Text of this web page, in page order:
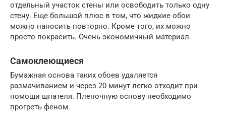
отдельный участок стены или освободить только одну
стену. Еще большой плюс в том, что жидкие обои
можно наносить повторно. Кроме того, их можно
просто покрасить. Очень экономичный материал.
Самоклеющиеся
Бумажная основа таких обоев удаляется
размачиванием и через 20 минут легко отходит при
помощи шпателя. Пленочную основу необходимо
прогреть феном.